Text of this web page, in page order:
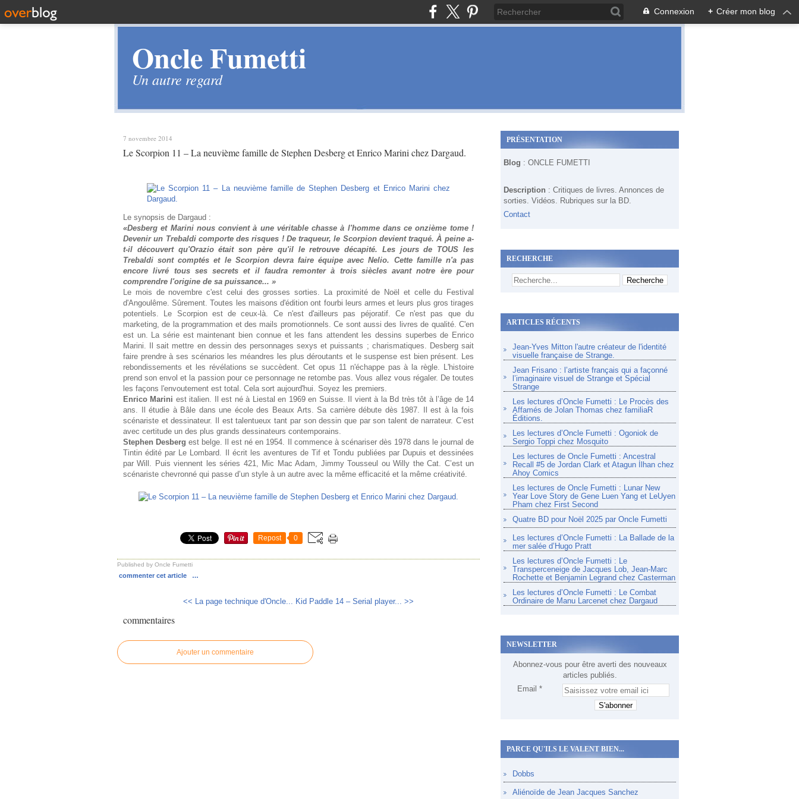
Connexion + Créer mon blog
Oncle Fumetti
Un autre regard
7 novembre 2014
Le Scorpion 11 – La neuvième famille de Stephen Desberg et Enrico Marini chez Dargaud.
Le synopsis de Dargaud :
«Desberg et Marini nous convient à une véritable chasse à l'homme dans ce onzième tome !
Devenir un Trebaldi comporte des risques ! De traqueur, le Scorpion devient traqué. À peine a-
t-il découvert qu'Orazio était son père qu'il le retrouve décapité. Les jours de TOUS les
Trebaldi sont comptés et le Scorpion devra faire équipe avec Nelio. Cette famille n'a pas
encore livré tous ses secrets et il faudra remonter à trois siècles avant notre ère pour
comprendre l'origine de sa puissance... »
Le mois de novembre c'est celui des grosses sorties. La proximité de Noël et celle du Festival
d'Angoulême. Sûrement. Toutes les maisons d'édition ont fourbi leurs armes et leurs plus gros tirages
potentiels. Le Scorpion est de ceux-là. Ce n'est d'ailleurs pas péjoratif. Ce n'est pas que du
marketing, de la programmation et des mails promotionnels. Ce sont aussi des livres de qualité. C'en
est un. La série est maintenant bien connue et les fans attendent les dessins superbes de Enrico
Marini. Il sait mettre en dessin des personnages sexys et puissants ; charismatiques. Desberg sait
faire prendre à ses scénarios les méandres les plus déroutants et le suspense est bien présent. Les
rebondissements et les révélations se succèdent. Cet opus 11 n'échappe pas à la règle. L'histoire
prend son envol et la passion pour ce personnage ne retombe pas. Vous allez vous régaler. De toutes
les façons l'envoutement est total. Cela sort aujourd'hui. Soyez les premiers.
Enrico Marini est italien. Il est né à Liestal en 1969 en Suisse. Il vient à la Bd très tôt à l’âge de 14
ans. Il étudie à Bâle dans une école des Beaux Arts. Sa carrière débute dès 1987. Il est à la fois
scénariste et dessinateur. Il est talentueux tant par son dessin que par son talent de narrateur. C’est
avec certitude un des plus grands dessinateurs contemporains.
Stephen Desberg est belge. Il est né en 1954. Il commence à scénariser dès 1978 dans le journal de
Tintin édité par Le Lombard. Il écrit les aventures de Tif et Tondu publiées par Dupuis et dessinées
par Will. Puis viennent les séries 421, Mic Mac Adam, Jimmy Tousseul ou Willy the Cat. C’est un
scénariste chevronné qui passe d’un style à un autre avec la même efficacité et la même créativité.
Repost 0
Published by Oncle Fumetti
commenter cet article …
<< La page technique d'Oncle... Kid Paddle 14 – Serial player... >>
commentaires
Ajouter un commentaire
PRÉSENTATION
Blog : ONCLE FUMETTI
Description : Critiques de livres. Annonces de
sorties. Vidéos. Rubriques sur la BD.
Contact
RECHERCHE
ARTICLES RÉCENTS
Jean-Yves Mitton l'autre créateur de l'identité
visuelle française de Strange.
Jean Frisano : l’artiste français qui a façonné
l’imaginaire visuel de Strange et Spécial
Strange
Les lectures d’Oncle Fumetti : Le Procès des
Affamés de Jolan Thomas chez familiaR
Éditions.
Les lectures d’Oncle Fumetti : Ogoniok de
Sergio Toppi chez Mosquito
Les lectures de Oncle Fumetti : Ancestral
Recall #5 de Jordan Clark et Atagun İlhan chez
Ahoy Comics
Les lectures de Oncle Fumetti : Lunar New
Year Love Story de Gene Luen Yang et LeUyen
Pham chez First Second
Quatre BD pour Noël 2025 par Oncle Fumetti
Les lectures d’Oncle Fumetti : La Ballade de la
mer salée d’Hugo Pratt
Les lectures d’Oncle Fumetti : Le
Transperceneige de Jacques Lob, Jean-Marc
Rochette et Benjamin Legrand chez Casterman
Les lectures d’Oncle Fumetti : Le Combat
Ordinaire de Manu Larcenet chez Dargaud
NEWSLETTER
Abonnez-vous pour être averti des nouveaux
articles publiés.
Email
PARCE QU'ILS LE VALENT BIEN...
Dobbs
Aliénoïde de Jean Jacques Sanchez